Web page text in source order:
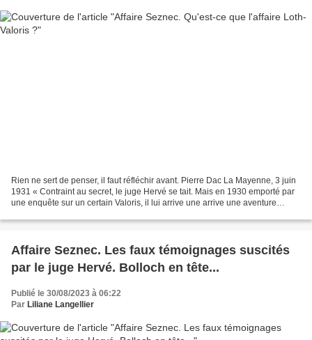
Rien ne sert de penser, il faut réfléchir avant. Pierre Dac La Mayenne, 3 juin
1931 « Contraint au secret, le juge Hervé se tait. Mais en 1930 emporté par
une enquête sur un certain Valoris, il lui arrive une arrive une aventure
Affaire Seznec. Les faux témoignages suscités
par le juge Hervé. Bolloch en tête...
Publié le 30/08/2023 à 06:22
Par Liliane Langellier